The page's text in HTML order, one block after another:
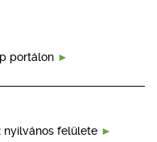
portálon
nyilvános felülete